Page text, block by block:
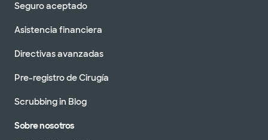
Seguro aceptado
Asistencia financiera
Directivas avanzadas
Pre-registro de Cirugía
Scrubbing in Blog
Sobre nosotros